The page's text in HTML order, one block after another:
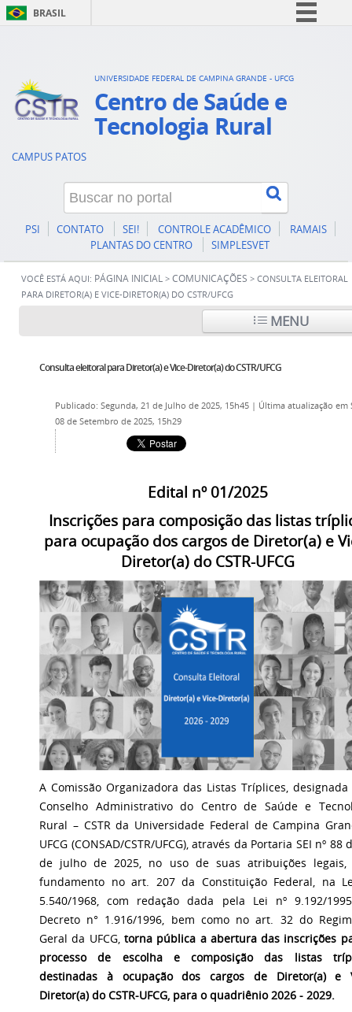
BRASIL
Acesso à informação
Legislação
UNIVERSIDADE FEDERAL DE CAMPINA GRANDE - UFCG
Centro de Saúde e
Tecnologia Rural
CAMPUS PATOS
PSI CONTATO SEI! CONTROLE ACADÊMICO
RAMAIS
PLANTAS DO CENTRO
SIMPLESVET
VOCÊ ESTÁ AQUI: PÁGINA INICIAL > COMUNICAÇÕES > CONSULTA ELEITORAL
PARA DIRETOR(A) E VICE-DIRETOR(A) DO CSTR/UFCG
MENU
Consulta eleitoral para Diretor(a) e Vice-Diretor(a) do CSTR/UFCG
Publicado: Segunda, 21 de Julho de 2025, 15h45 | Última atualização em
08 de Setembro de 2025, 15h29
Edital nº 01/2025
Inscrições para composição das listas
para ocupação dos cargos de Diretor(a) e
Diretor(a) do CSTR-UFCG
A Comissão Organizadora das Listas Tríplices,
Conselho Administrativo do Centro de Saúde e
Rural – CSTR da Universidade Federal de Campina
UFCG (CONSAD/CSTR/UFCG), através da Portaria SEI nº 88
de julho de 2025, no uso de suas atribuições legais,
fundamento no art. 207 da Constituição Federal, na
5.540/1968, com redação dada pela Lei nº 9.192/
Decreto n° 1.916/1996, bem como no art. 32 do
Geral da UFCG, torna pública a abertura das inscrições
processo de escolha e composição das listas
destinadas à ocupação dos cargos de Diretor(a) e
Diretor(a) do CSTR-UFCG, para o quadriênio 2026 - 2029.